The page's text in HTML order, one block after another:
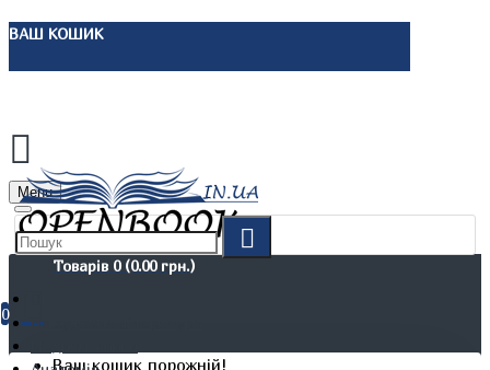
ВАШ КОШИК
Menu
Товарів 0 (0.00 грн.)
0
Ваш кошик порожній!
Не художня література